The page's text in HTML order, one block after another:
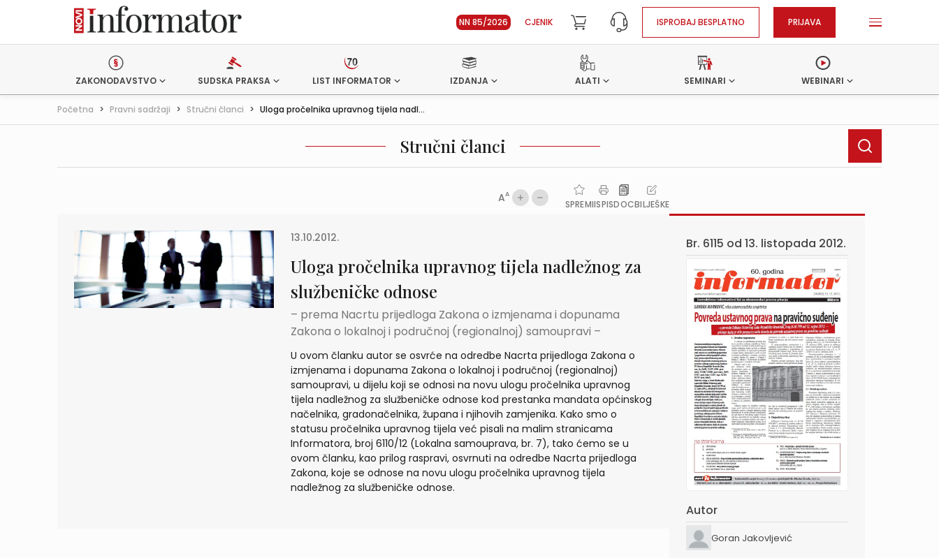
NN 85/2026 CJENIK ISPROBAJ BESPLATNO PRIJAVA
ZAKONODAVSTVO SUDSKA PRAKSA LIST INFORMATOR IZDANJA ALATI SEMINARI WEBINARI
Početna > Pravni sadržaji > Stručni članci > Uloga pročelnika upravnog tijela nadl...
Stručni članci
AA
SPREMIISPISDOCBILJEŠKE
13.10.2012.
Uloga pročelnika upravnog tijela nadležnog za
službeničke odnose
– prema Nacrtu prijedloga Zakona o izmjenama i dopunama
Zakona o lokalnoj i područnoj (regionalnoj) samoupravi –
U ovom članku autor se osvrće na odredbe Nacrta prijedloga Zakona o
izmjenama i dopunama Zakona o lokalnoj i područnoj (regionalnoj)
samoupravi, u dijelu koji se odnosi na novu ulogu pročelnika upravnog
tijela nadležnog za službeničke odnose kod prestanka mandata općinskog
načelnika, gradonačelnika, župana i njihovih zamjenika. Kako smo o
statusu pročelnika upravnog tijela već pisali na malim stranicama
Informatora, broj 6110/12 (Lokalna samouprava, br. 7), tako ćemo se u
ovom članku, kao prilog raspravi, osvrnuti na odredbe Nacrta prijedloga
Zakona, koje se odnose na novu ulogu pročelnika upravnog tijela
nadležnog za službeničke odnose.
Br. 6115 od 13. listopada 2012.
Autor
Goran Jakovljević